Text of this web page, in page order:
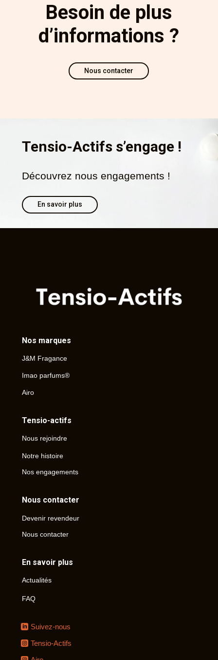
Besoin de plus
d’informations ?
Nous contacter
Tensio-Actifs s’engage !
Découvrez nous engagements !
En savoir plus
Nos marques
J&M Fragance
Imao parfums®
Airo
Tensio-actifs
Nous rejoindre
Notre histoire
Nos engagements
Nous contacter
Devenir revendeur
Nous contacter
En savoir plus
Actualités
FAQ
Suivez-nous
Tensio-Actifs